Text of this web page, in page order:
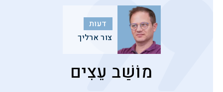
דעות
צור ארליך
מוֹשַׁב עֵצִים